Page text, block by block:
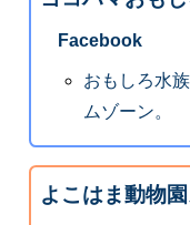
Facebook
おもしろ水
ムゾーン。
よこはま動物